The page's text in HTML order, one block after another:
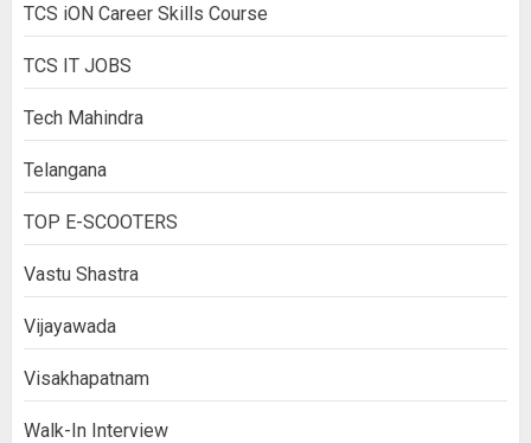
TCS iON Career Skills Course
TCS IT JOBS
Tech Mahindra
Telangana
TOP E-SCOOTERS
Vastu Shastra
Vijayawada
Visakhapatnam
Walk-In Interview